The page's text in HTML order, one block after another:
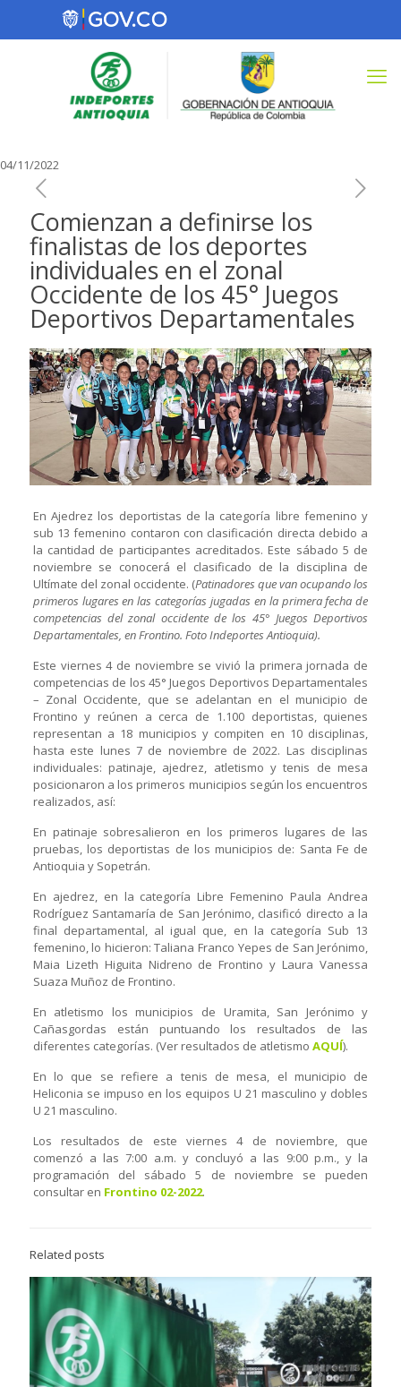
04/11/2022
Comienzan a definirse los
finalistas de los deportes
individuales en el zonal
Occidente de los 45° Juegos
Deportivos Departamentales
En Ajedrez los deportistas de la categoría libre femenino y
sub 13 femenino contaron con clasificación directa debido a
la cantidad de participantes acreditados. Este sábado 5 de
noviembre se conocerá el clasificado de la disciplina de
Ultímate del zonal occidente. (Patinadores que van ocupando los
primeros lugares en las categorías jugadas en la primera fecha de
competencias del zonal occidente de los 45° Juegos Deportivos
Departamentales, en Frontino. Foto Indeportes Antioquia).
Este viernes 4 de noviembre se vivió la primera jornada de
competencias de los 45° Juegos Deportivos Departamentales
– Zonal Occidente, que se adelantan en el municipio de
Frontino y reúnen a cerca de 1.100 deportistas, quienes
representan a 18 municipios y compiten en 10 disciplinas,
hasta este lunes 7 de noviembre de 2022. Las disciplinas
individuales: patinaje, ajedrez, atletismo y tenis de mesa
posicionaron a los primeros municipios según los encuentros
realizados, así:
En patinaje sobresalieron en los primeros lugares de las
pruebas, los deportistas de los municipios de: Santa Fe de
Antioquia y Sopetrán.
En ajedrez, en la categoría Libre Femenino Paula Andrea
Rodríguez Santamaría de San Jerónimo, clasificó directo a la
final departamental, al igual que, en la categoría Sub 13
femenino, lo hicieron: Taliana Franco Yepes de San Jerónimo,
Maia Lizeth Higuita Nidreno de Frontino y Laura Vanessa
Suaza Muñoz de Frontino.
En atletismo los municipios de Uramita, San Jerónimo y
Cañasgordas están puntuando los resultados de las
diferentes categorías. (Ver resultados de atletismo AQUÍ).
En lo que se refiere a tenis de mesa, el municipio de
Heliconia se impuso en los equipos U 21 masculino y dobles
U 21 masculino.
Los resultados de este viernes 4 de noviembre, que
comenzó a las 7:00 a.m. y concluyó a las 9:00 p.m., y la
programación del sábado 5 de noviembre se pueden
consultar en Frontino 02-2022.
Related posts